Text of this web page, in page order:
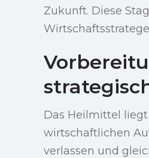
Zukunft. Diese
Das Heilmittel
wirtschaftlichen
verlassen und